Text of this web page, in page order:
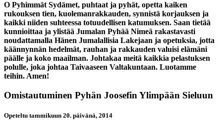
O Pyhimmät Sydämet, puhtaat ja pyhät, opetta kaiken
rukouksen tien, kuolemanrakkauden, synnistä korjauksen ja
kaikki niiden suhteessa totuudellisen katumuksen. Saan tietää
kunnioittaa ja ylistää Jumalan Pyhää Nimeä rakastavasti
noudattamalla Hänen Jumalallisia Lakejaan ja opetuksia, jotta
käännynnän hedelmät, rauhan ja rakkauden valuisi elämäni
päälle ja koko maailman. Johtakaa meitä kaikkia pelastuksen
polulle, joka johtaa Taivaaseen Valtakuntaan. Luotamme
teihin. Amen!
Omistautuminen Pyhän Joosefin Ylimpään Sieluun
Opeteltu tammikuun 20. päivänä, 2014